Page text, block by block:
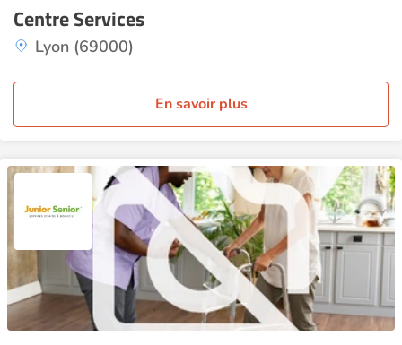
Centre Services
Lyon (69000)
En savoir plus